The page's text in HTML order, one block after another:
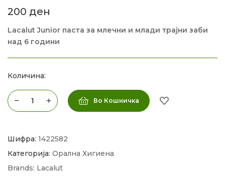
200 ден
Lacalut Junior паста за млечни и млади трајни заби
над 6 години
Количина:
Во Кошничка
Шифра: 1422582
Категорија: Орална Хигиена
Brands: Lacalut